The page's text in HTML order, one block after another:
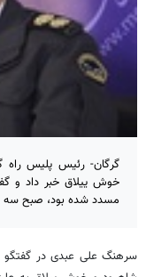
گرگان- رئیس پلیس راه
خوش ییلاق خبر داد و
مسدد شده بود، صبح سه
سرهنگ علی عبدی در گفتگو